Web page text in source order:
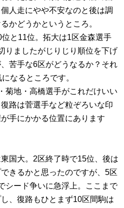
人走にやや不安なのと後は調
かどうかというところ。
と11位。拓大は1区金森選手
りましたがじりじり順位を下げ
苦手な6区がどうなるか？それ
なるところです。
菊地・高橋選手がこれだけいい
路は菅選手など粒ぞろいな印
手にかかる位置にあります
国大。2区終了時で15位、後は
きるかと思ったのですが、5区
シード争いに急浮上。ここまで
、復路もひとまず10区間駒は